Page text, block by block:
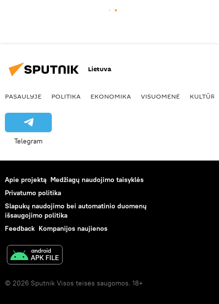
Lietuva
PASAULYJE POLITIKA EKONOMIKA VISUOMENĖ KULTŪRA
Telegram
Apie projektą Medžiagų naudojimo taisyklės
Privatumo politika
Slapukų naudojimo bei automatinio duomenų
išsaugojimo politika
Feedback Kompanijos naujienos
© 2026 Sputnik Visos teisės saugomos. 18+